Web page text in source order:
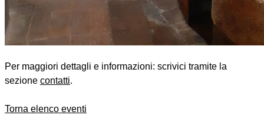
Per maggiori dettagli e informazioni: scrivici tramite la
sezione contatti.
Torna elenco eventi